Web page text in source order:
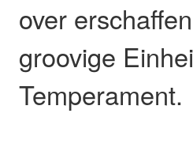
over
groovige
Temperament.